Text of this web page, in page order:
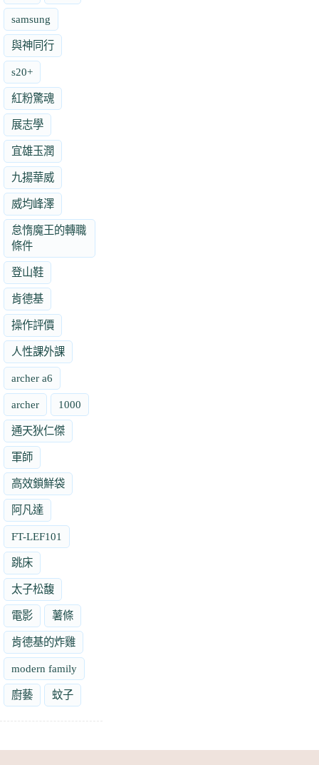
samsung
與神同行
s20+
紅粉驚魂
展志學
宜雄玉潤
九揚華威
威均峰澤
怠惰魔王的轉職
條件
登山鞋
肯德基
操作評價
人性課外課
archer a6
archer 1000
通天狄仁傑
軍師
高效鎖鮮袋
阿凡達
FT-LEF101
跳床
太子松馥
電影 薯條
肯德基的炸雞
modern family
廚藝 蚊子